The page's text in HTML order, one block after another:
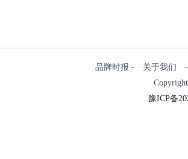
品牌时报 - 关于我们
豫ICP备